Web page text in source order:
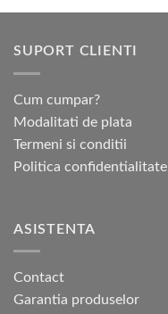
Opțiunile
pot
în
SUPORT CLIENTI
Cum cumpar?
Modalitati de plata
Termeni si conditii
Politica confidentialitate
ASISTENTA
Contact
Garantia produselor